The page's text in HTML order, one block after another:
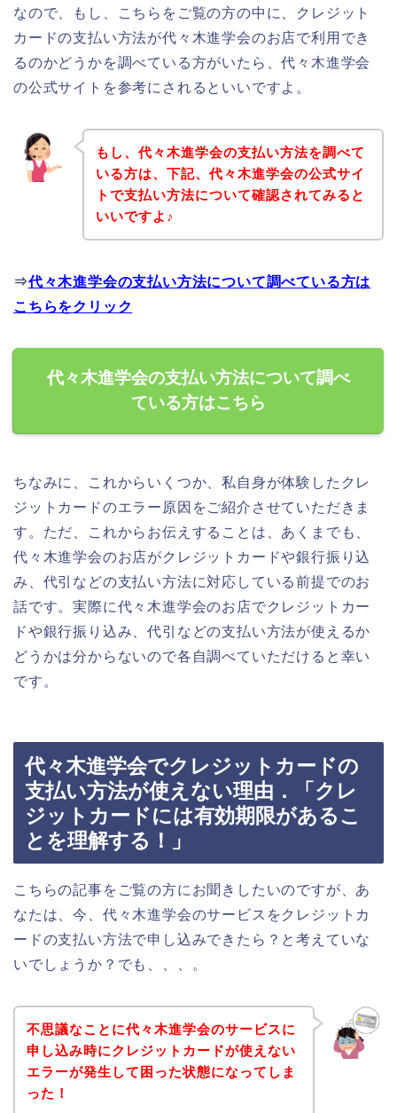
なので、もし、こちらをご覧の方の中に、クレジット
カードの支払い方法が代々木進学会のお店で利用でき
るのかどうかを調べている方がいたら、代々木進学会
の公式サイトを参考にされるといいですよ。
もし、代々木進学会の支払い方法を調べて
いる方は、下記、代々木進学会の公式サイ
トで支払い方法について確認されてみると
いいですよ♪
⇒代々木進学会の支払い方法について調べている方は
こちらをクリック
代々木進学会の支払い方法について調べ
ている方はこちら
ちなみに、これからいくつか、私自身が体験したクレ
ジットカードのエラー原因をご紹介させていただきま
す。ただ、これからお伝えすることは、あくまでも、
代々木進学会のお店がクレジットカードや銀行振り込
み、代引などの支払い方法に対応している前提でのお
話です。実際に代々木進学会のお店でクレジットカー
ドや銀行振り込み、代引などの支払い方法が使えるか
どうかは分からないので各自調べていただけると幸い
です。
代々木進学会でクレジットカードの
支払い方法が使えない理由．「クレ
ジットカードには有効期限があるこ
とを理解する！」
こちらの記事をご覧の方にお聞きしたいのですが、あ
なたは、今、代々木進学会のサービスをクレジットカ
ードの支払い方法で申し込みできたら？と考えていな
いでしょうか？でも、、、。
不思議なことに代々木進学会のサービスに
申し込み時にクレジットカードが使えない
エラーが発生して困った状態になってしま
った！